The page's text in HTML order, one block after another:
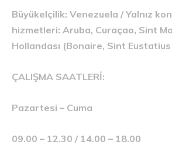
Büyükelçilik: Venezuela / Yalnız
hizmetleri: Aruba, Curaçao, Sint
Hollandası (Bonaire, Sint
ÇALIŞMA SAATLERİ:
Pazartesi – Cuma
09.00 – 12.30 / 14.00 – 18.00